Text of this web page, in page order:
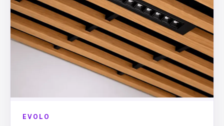
EVOLO